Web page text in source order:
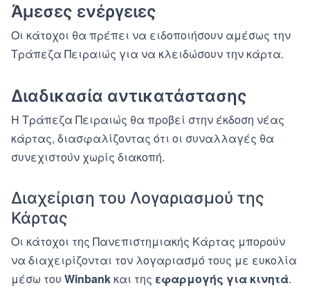
Άμεσες ενέργειες
Οι κάτοχοι θα πρέπει να ειδοποιήσουν αμέσως την
Τράπεζα Πειραιώς για να κλειδώσουν την κάρτα.
Διαδικασία αντικατάστασης
Η Τράπεζα Πειραιώς θα προβεί στην έκδοση νέας
κάρτας, διασφαλίζοντας ότι οι συναλλαγές θα
συνεχιστούν χωρίς διακοπή.
Διαχείριση του Λογαριασμού της
Κάρτας
Οι κάτοχοι της Πανεπιστημιακής Κάρτας μπορούν
να διαχειρίζονται τον λογαριασμό τους με ευκολία
μέσω του Winbank και της εφαρμογής για κινητά.